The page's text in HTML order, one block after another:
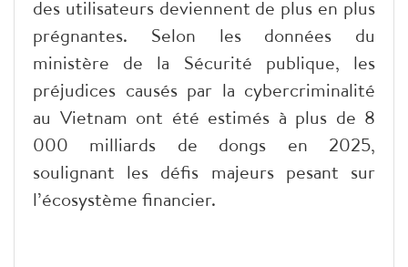
des utilisateurs deviennent de plus en plus
prégnantes. Selon les données du
ministère de la Sécurité publique, les
préjudices causés par la cybercriminalité
au Vietnam ont été estimés à plus de 8
000 milliards de dongs en 2025,
soulignant les défis majeurs pesant sur
l’écosystème financier.